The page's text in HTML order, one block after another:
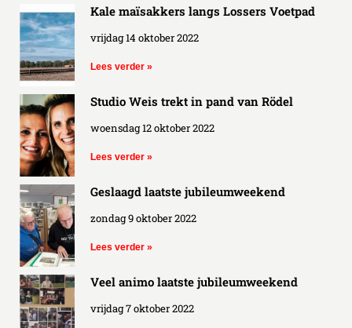
Kale maïsakkers langs Lossers Voetpad
vrijdag 14 oktober 2022
Lees verder »
Studio Weis trekt in pand van Rödel
woensdag 12 oktober 2022
Lees verder »
Geslaagd laatste jubileumweekend
zondag 9 oktober 2022
Lees verder »
Veel animo laatste jubileumweekend
vrijdag 7 oktober 2022